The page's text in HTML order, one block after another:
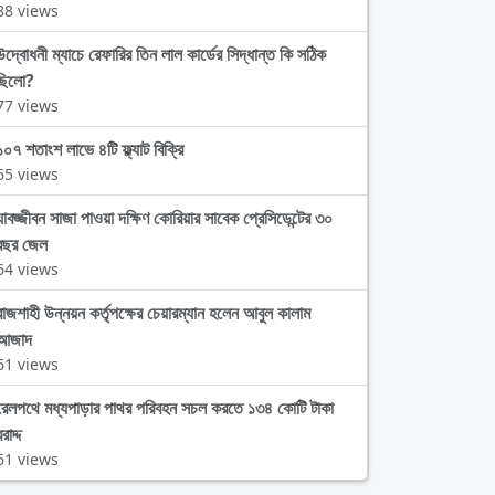
views
ম্যাচে রেফারির তিন লাল কার্ডের সিদ্ধান্ত কি সঠিক
views
শতাংশ লাভে ৪টি ফ্ল্যাট বিক্রি
views
সাজা পাওয়া দক্ষিণ কোরিয়ার সাবেক প্রেসিডেন্টের ৩০
জেল
views
উন্নয়ন কর্তৃপক্ষের চেয়ারম্যান হলেন আবুল কালাম
views
মধ্যপাড়ার পাথর পরিবহন সচল করতে ১৩৪ কোটি টাকা
views